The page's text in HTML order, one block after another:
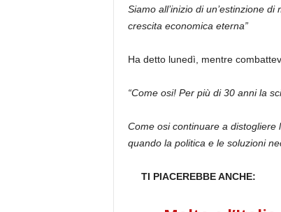
Siamo all’inizio di un’estinzione
crescita economica eterna”
Ha detto lunedì, mentre
“Come osi! Per più di 30 anni la
Come osi continuare a
quando la politica e le soluzioni
TI PIACEREBBE ANCHE: